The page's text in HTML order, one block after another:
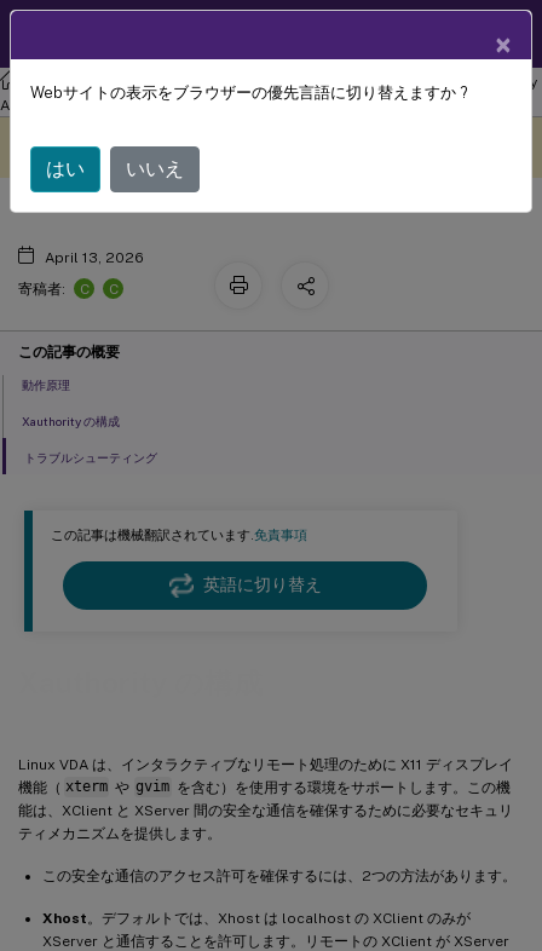
リナックス バーチャル デリバリー エージェント
Linux Virtual Delivery
Agent 2107
この記事は機械翻訳されています.免責事項
英語に切り替え
Linux VDA は、インタラクティブなリモート処理のために X11 ディスプレイ
機能（ xterm や gvim を含む）を使用する環境をサポートします。この機
能は、XClient と XServer 間の安全な通信を確保するために必要なセキュリ
ティメカニズムを提供します。
この安全な通信のアクセス許可を確保するには、2つの方法があります。
Xhost 。デフォルトでは、Xhost は localhost の XClient のみが
XServer と通信することを許可します。リモートの XClient が XServer
翻訳されています。
Xauthority の構成
April 13, 2026
寄稿者:
C C
この記事の概要
動作原理
Xauthority の構成
トラブルシューティング
×
Webサイトの表示をブラウザーの優先言語に切り替えますか ?
はい いいえ